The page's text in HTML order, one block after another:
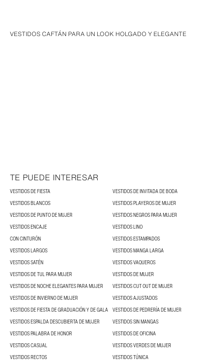
VESTIDOS CAFTÁN PARA UN LOOK HOLGADO Y ELEGANTE
TE PUEDE INTERESAR
VESTIDOS DE FIESTA
VESTIDOS DE INVITADA DE BODA
VESTIDOS BLANCOS
VESTIDOS PLAYEROS DE MUJER
VESTIDOS DE PUNTO DE MUJER
VESTIDOS NEGROS PARA MUJER
VESTIDOS ENCAJE
VESTIDOS LINO
CON CINTURÓN
VESTIDOS ESTAMPADOS
VESTIDOS LARGOS
VESTIDOS MANGA LARGA
VESTIDOS SATÉN
VESTIDOS VAQUEROS
VESTIDOS DE TUL PARA MUJER
VESTIDOS DE MUJER
VESTIDOS DE NOCHE ELEGANTES PARA MUJER
VESTIDOS CUT OUT DE MUJER
VESTIDOS DE INVIERNO DE MUJER
VESTIDOS AJUSTADOS
VESTIDOS DE FIESTA DE GRADUACIÓN Y DE GALA VESTIDOS DE PEDRERÍA DE MUJER
VESTIDOS ESPALDA DESCUBIERTA DE MUJER
VESTIDOS SIN MANGAS
VESTIDOS PALABRA DE HONOR
VESTIDOS DE OFICINA
VESTIDOS CASUAL
VESTIDOS VERDES DE MUJER
VESTIDOS RECTOS
VESTIDOS TÚNICA